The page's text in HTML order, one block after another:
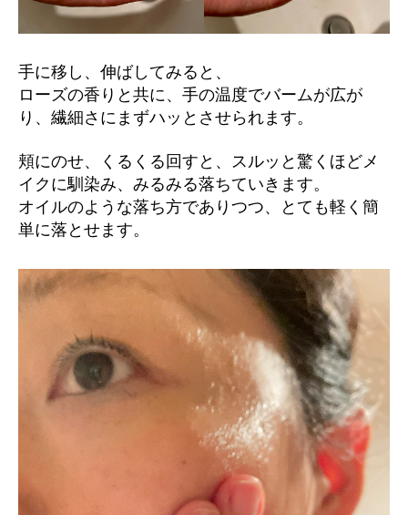
手に移し、伸ばしてみると、
ローズの香りと共に、手の温度でバームが広が
り、繊細さにまずハッとさせられます。
頬にのせ、くるくる回すと、スルッと驚くほどメ
イクに馴染み、みるみる落ちていきます。
オイルのような落ち方でありつつ、とても軽く簡
単に落とせます。